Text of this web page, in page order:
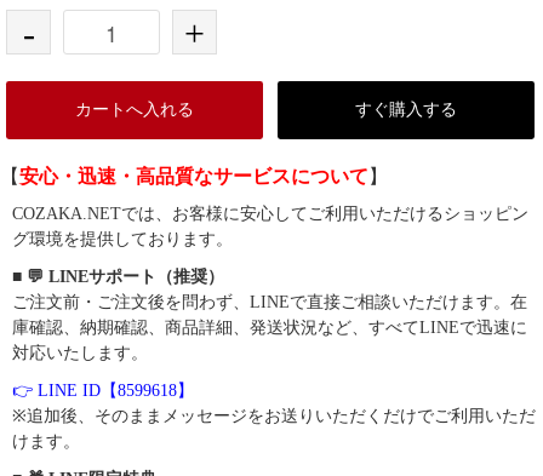
- +
カートへ入れる すぐ購入する
【安心・迅速・高品質なサービスについて 】
COZAKA.NETでは、お客様に安心してご利用いただけるショッピン
グ環境を提供しております。
■ 💬 LINEサポート（推奨）
ご注文前・ご注文後を問わず、LINEで直接ご相談いただけます。在
庫確認、納期確認、商品詳細、発送状況など、すべてLINEで迅速に
対応いたします。
👉 LINE ID【8599618】
※追加後、そのままメッセージをお送りいただくだけでご利用いただ
けます。